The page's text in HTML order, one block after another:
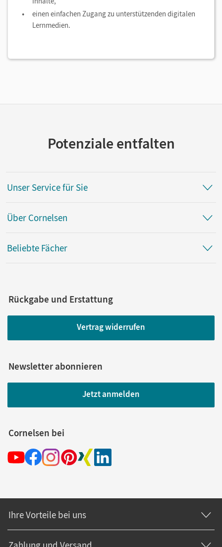
einen einfachen Zugang zu unterstützenden digitalen
Lernmedien.
Potenziale entfalten
Unser Service für Sie
Über Cornelsen
Beliebte Fächer
Rückgabe und Erstattung
Vertrag widerrufen
Newsletter abonnieren
Jetzt anmelden
Cornelsen bei
Ihre Vorteile bei uns